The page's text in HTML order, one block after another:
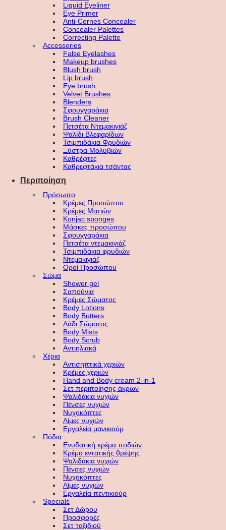
Liquid Eyeliner
Eye Primer
Anti-Cernes Concealer
Concealer Palettes
Correcting Palette
Accessories
False Eyelashes
Makeup brushes
Blush brush
Lip brush
Eye brush
Velvet Brushes
Blenders
Σφουγγαράκια
Brush Cleaner
Πετσέτα Ντεμακιγιάζ
Ψαλίδι Βλεφαρίδων
Τσιμπιδάκια Φρυδιών
Ξύστρα Μολυβιών
Καθρέφτες
Καθρεφτάκια τσάντας
Περιποίηση
Πρόσωπο
Κρέμες Προσώπου
Κρέμες Ματιών
Konjac sponges
Μάσκες προσώπου
Σφουγγαράκια
Πετσέτα ντεμακιγιάζ
Τσιμπιδάκια φρυδιών
Ντεμακιγιάζ
Οροί Προσώπου
Σώμα
Shower gel
Σαπούνια
Κρέμες Σώματος
Body Lotions
Body Butters
Λάδι Σώματος
Body Mists
Body Scrub
Αντιηλιακά
Χέρια
Αντισηπτικά χεριών
Κρέμες χεριών
Hand and Body cream 2-in-1
Σετ περιποίησης άκρων
Ψαλιδάκια νυχιών
Πένσες νυχιών
Νυχοκόπτες
Λίμες νυχιών
Εργαλεία μανικιούρ
Πόδια
Ενυδατική κρέμα ποδιών
Κρέμα εντατικής θρέψης
Ψαλιδάκια νυχιών
Πένσες νυχιών
Νυχοκόπτες
Λίμες νυχιών
Εργαλεία πεντικιούρ
Specials
Σετ Δώρου
Προσφορές
Σετ ταξιδιού